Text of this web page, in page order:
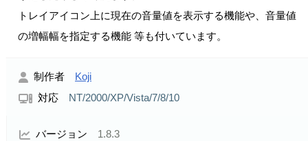
トレイアイコン上に現在の音量値を表示する機能や、音量値
の増幅幅を指定する機能 等も付いています。
制作者 Koji
対応 NT/2000/XP/Vista/7/8/10
バージョン 1.8.3